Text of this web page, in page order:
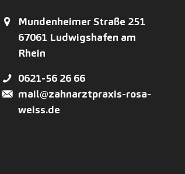
Mundenheimer Straße 251
67061 Ludwigshafen am
Rhein
0621-56 26 66
mail@zahnarztpraxis-rosa-
weiss.de